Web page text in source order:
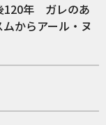
120年 ガレのあ
からアール・ヌ